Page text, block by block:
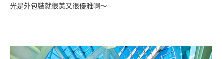
光是外包裝就很美又很優雅啊～